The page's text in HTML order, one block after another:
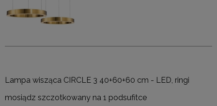
Lampa wisząca CIRCLE 3 40+60+60 cm - LED, ringi
mosiądz szczotkowany na 1 podsufitce